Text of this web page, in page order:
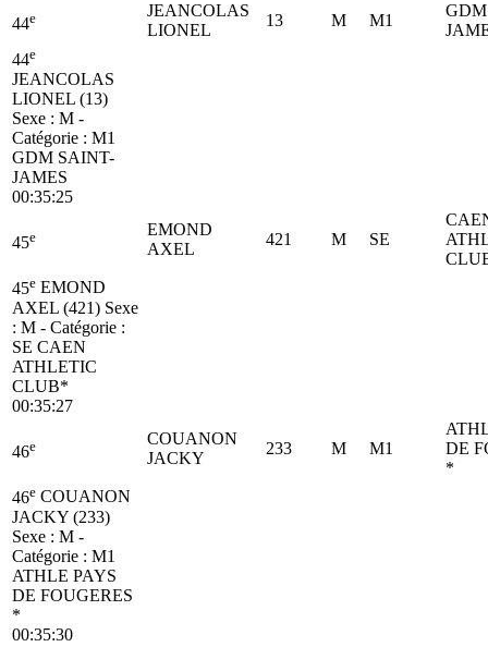
44e
JEANCOLAS
LIONEL
13 M M1
44e
JEANCOLAS
LIONEL (13)
Sexe : M -
Catégorie : M1
GDM SAINT-
JAMES
00:35:25
45e
EMOND
AXEL
421 M SE
45e EMOND
AXEL (421) Sexe
: M - Catégorie :
SE CAEN
ATHLETIC
CLUB*
00:35:27
46e
COUANON
JACKY
233 M M1
DE
*
46e COUANON
JACKY (233)
Sexe : M -
Catégorie : M1
ATHLE PAYS
DE FOUGERES
*
00:35:30